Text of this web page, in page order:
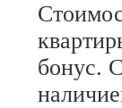
бонус.